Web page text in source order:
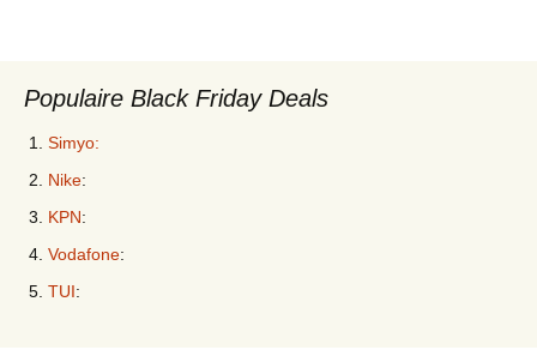
Populaire Black Friday Deals
Simyo:
Nike:
KPN:
Vodafone:
TUI: